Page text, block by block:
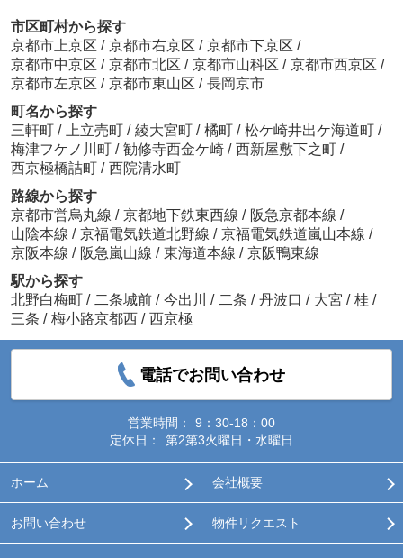
市区町村から探す
京都市上京区 / 京都市右京区 / 京都市下京区 /
京都市中京区 / 京都市北区 / 京都市山科区 / 京都市西京区 /
京都市左京区 / 京都市東山区 / 長岡京市
町名から探す
三軒町 / 上立売町 / 綾大宮町 / 橘町 / 松ケ崎井出ケ海道町 /
梅津フケノ川町 / 勧修寺西金ケ崎 / 西新屋敷下之町 /
西京極橋詰町 / 西院清水町
路線から探す
京都市営烏丸線 / 京都地下鉄東西線 / 阪急京都本線 /
山陰本線 / 京福電気鉄道北野線 / 京福電気鉄道嵐山本線 /
京阪本線 / 阪急嵐山線 / 東海道本線 / 京阪鴨東線
駅から探す
北野白梅町 / 二条城前 / 今出川 / 二条 / 丹波口 / 大宮 / 桂 /
三条 / 梅小路京都西 / 西京極
電話でお問い合わせ
営業時間：
9：30-18：00
定休日：
第2第3火曜日・水曜日
ホーム 会社概要
お問い合わせ 物件リクエスト